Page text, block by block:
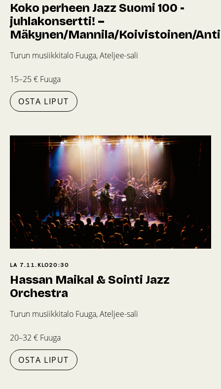
Koko perheen Jazz Suomi 100 -
juhlakonsertti! –
Mäkynen/Mannila/Koivistoinen/
Turun musiikkitalo Fuuga, Ateljee-sali
15–25 € Fuuga
OSTA LIPUT
LA 7.11. KLO20:30
Hassan Maikal & Sointi Jazz
Orchestra
Turun musiikkitalo Fuuga, Ateljee-sali
20–32 € Fuuga
OSTA LIPUT